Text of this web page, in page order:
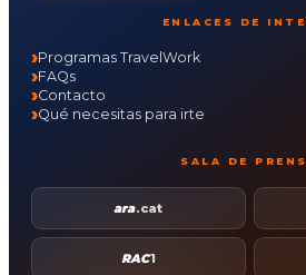
ENLACES DE
Programas TravelWork
FAQs
Contacto
Qué necesitas para irte
SALA DE
ara.cat
RAC1